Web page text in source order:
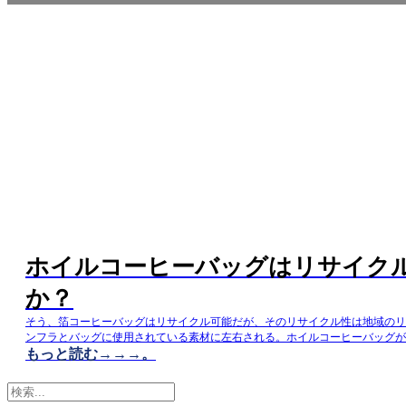
ホイルコーヒーバッグはリサイク
か？
そう、箔コーヒーバッグはリサイクル可能だが、そのリサイクル性は地域の
ンフラとバッグに使用されている素材に左右される。ホイルコーヒーバッグ
香りと風味を保護する優れた働きをすることは、誰もが知っている。この記事
もっと読む→→→。
検